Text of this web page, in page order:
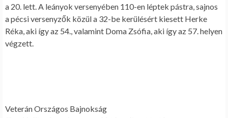
a 20. lett. A leányok versenyében 110-en léptek pástra, sajnos
a pécsi versenyzők közül a 32-be kerülésért kiesett Herke
Réka, aki így az 54., valamint Doma Zsófia, aki így az 57. helyen
végzett.
Veterán Országos Bajnokság